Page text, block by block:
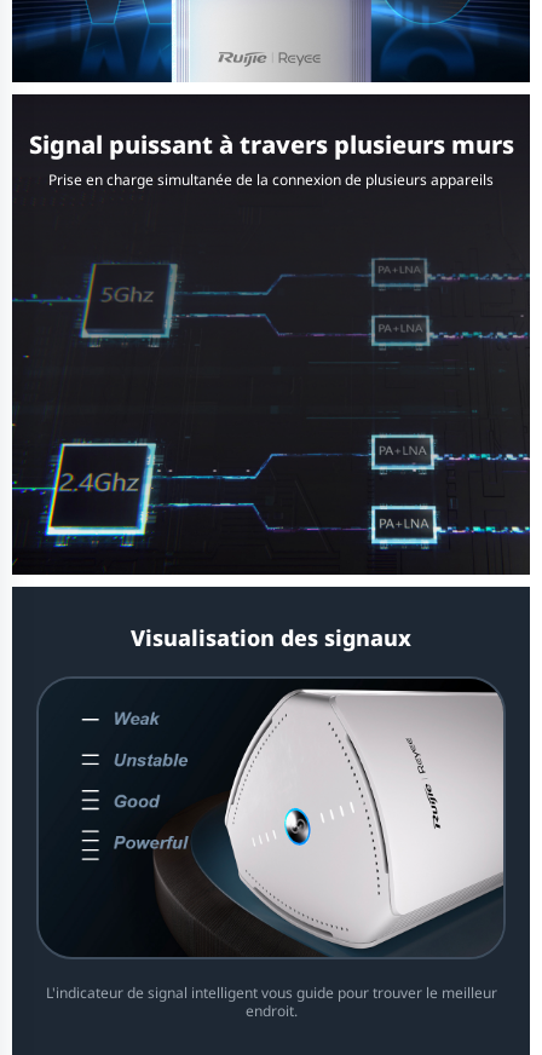
Signal puissant à travers plusieurs murs
Prise en charge simultanée de la connexion de plusieurs appareils
Visualisation des signaux
L'indicateur de signal intelligent vous guide pour trouver le meilleur
endroit.